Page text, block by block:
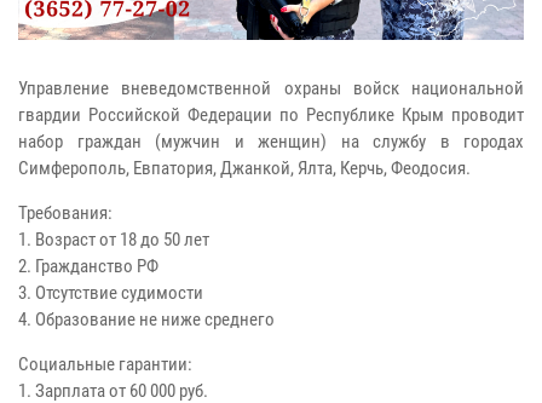
Управление вневедомственной охраны войск национальной
гвардии Российской Федерации по Республике Крым проводит
набор граждан (мужчин и женщин) на службу в городах
Симферополь, Евпатория, Джанкой, Ялта, Керчь, Феодосия.
Требования:
1. Возраст от 18 до 50 лет
2. Гражданство РФ
3. Отсутствие судимости
4. Образование не ниже среднего
Социальные гарантии:
1. Зарплата от 60 000 руб.